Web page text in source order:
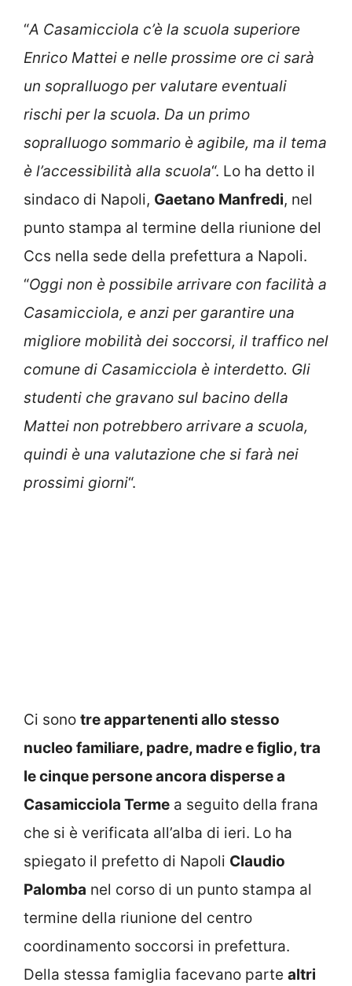
“A Casamicciola c’è la scuola superiore
Enrico Mattei e nelle prossime ore ci sarà
un sopralluogo per valutare eventuali
rischi per la scuola. Da un primo
sopralluogo sommario è agibile, ma il tema
è l’accessibilità alla scuola“. Lo ha detto il
sindaco di Napoli, Gaetano Manfredi, nel
punto stampa al termine della riunione del
Ccs nella sede della prefettura a Napoli.
“Oggi non è possibile arrivare con facilità a
Casamicciola, e anzi per garantire una
migliore mobilità dei soccorsi, il traffico nel
comune di Casamicciola è interdetto. Gli
studenti che gravano sul bacino della
Mattei non potrebbero arrivare a scuola,
quindi è una valutazione che si farà nei
prossimi giorni“.
Ci sono tre appartenenti allo stesso
nucleo familiare, padre, madre e figlio, tra
le cinque persone ancora disperse a
Casamicciola Terme a seguito della frana
che si è verificata all’alba di ieri. Lo ha
spiegato il prefetto di Napoli Claudio
Palomba nel corso di un punto stampa al
termine della riunione del centro
coordinamento soccorsi in prefettura.
Della stessa famiglia facevano parte altri